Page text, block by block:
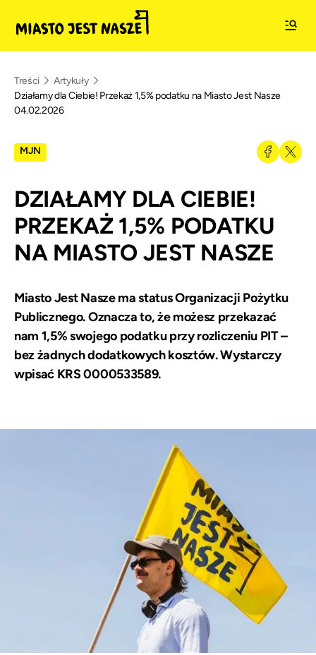
Treści
Artykuły
Działamy dla Ciebie! Przekaż 1,5% podatku na Miasto Jest Nasze
04.02.2026
MJN
DZIAŁAMY DLA CIEBIE!
PRZEKAŻ 1,5% PODATKU
NA MIASTO JEST NASZE
Miasto Jest Nasze ma status Organizacji Pożytku
Publicznego. Oznacza to, że możesz przekazać
nam 1,5% swojego podatku przy rozliczeniu PIT –
bez żadnych dodatkowych kosztów. Wystarczy
wpisać KRS 0000533589.